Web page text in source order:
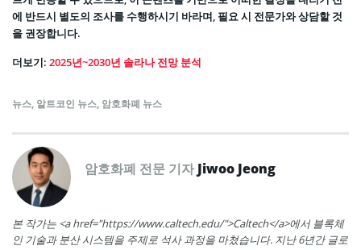
에 반드시 별도의 조사를 수행하시기 바라며, 필요 시 전문가와 상담할 것
을 권장합니다.
더보기: 2025년~2030년 솔라나 전망 분석
뉴스, 알트코인 뉴스, 암호화폐 뉴스
암호화폐 전문 기자Jiwoo Jeong
본 작가는 <a href="https://www.caltech.edu/">Caltech</a>에서 블록체
인 기술과 분산 시스템을 주제로 석사 과정을 마쳤습니다. 지난 6년간 글로